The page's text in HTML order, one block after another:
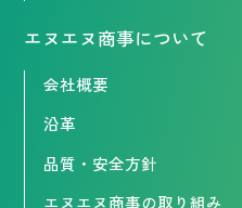
エヌエヌ商事について
会社概要
沿革
品質・安全方針
エヌエヌ商事の取り組み